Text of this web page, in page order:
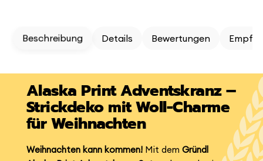
Beschreibung Details Bewertungen
Alaska Print Adventskranz –
Strickdeko mit Woll-Charme
für Weihnachten
Weihnachten kann kommen!Mit dem Gründl